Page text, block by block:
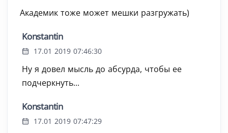
Академик тоже может мешки разгружать)
Konstantin
17.01 2019 07:46:30
Ну я довел мысль до абсурда, чтобы ее
подчеркнуть...
Konstantin
17.01 2019 07:47:29